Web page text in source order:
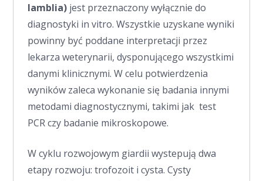
lamblia) jest przeznaczony wyłącznie do
diagnostyki in vitro. Wszystkie uzyskane wyniki
powinny być poddane interpretacji przez
lekarza weterynarii, dysponującego wszystkimi
danymi klinicznymi. W celu potwierdzenia
wyników zaleca wykonanie się badania innymi
metodami diagnostycznymi, takimi jak test
PCR czy badanie mikroskopowe.
W cyklu rozwojowym giardii wystepują dwa
etapy rozwoju: trofozoit i cysta. Cysty